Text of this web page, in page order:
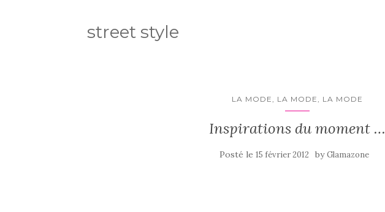
street style
LA MODE, LA MODE, LA MODE
Inspirations du moment …
Posté le15 février 2012 byGlamazone